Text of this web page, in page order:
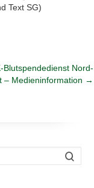
Text SG)
Blutspendedienst Nord-
– Medieninformation →